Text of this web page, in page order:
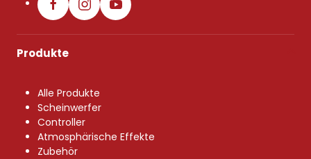
Produkte
Alle Produkte
Scheinwerfer
Controller
Atmosphärische Effekte
Zubehör